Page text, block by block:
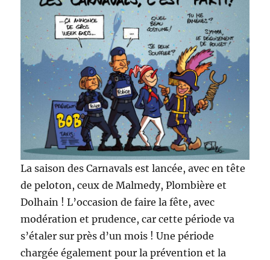
La saison des Carnavals est lancée, avec en tête
de peloton, ceux de Malmedy, Plombière et
Dolhain ! L’occasion de faire la fête, avec
modération et prudence, car cette période va
s’étaler sur près d’un mois ! Une période
chargée également pour la prévention et la